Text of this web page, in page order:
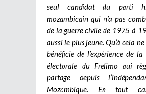
seul candidat du parti
mozambicain qui n’a pas
de la guerre civile de 1975 à
aussi le plus jeune. Qu’à cela
bénéficie de l’expérience de la
électorale du Frelimo qui
partage depuis
Mozambique. En tout